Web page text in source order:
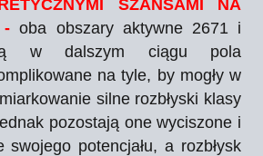
SZANSAMI NA
- oba obszary aktywne 2671 i
w dalszym ciągu pola
na tyle, by mogły w
silne rozbłyski klasy
pozostają one wyciszone i
potencjału, a rozbłysk